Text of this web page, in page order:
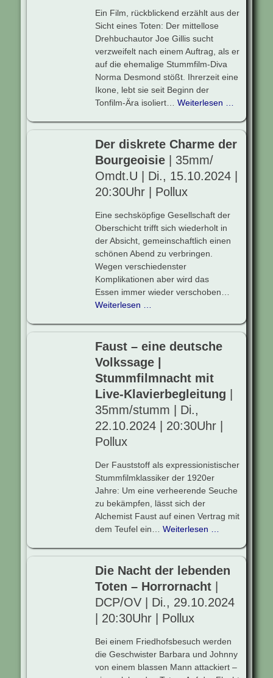
Ein Film, rückblickend erzählt aus der
Sicht eines Toten: Der mittellose
Drehbuchautor Joe Gillis sucht
verzweifelt nach einem Auftrag, als er
auf die ehemalige Stummfilm-Diva
Norma Desmond stößt. Ihrerzeit eine
Ikone, lebt sie seit Beginn der
Tonfilm-Ära isoliert… Weiterlesen …
Der diskrete Charme der
Bourgeoisie
| 35mm/
Omdt.U | Di., 15.10.2024 |
20:30Uhr | Pollux
Eine sechsköpfige Gesellschaft der
Oberschicht trifft sich wiederholt in
der Absicht, gemeinschaftlich einen
schönen Abend zu verbringen.
Wegen verschiedenster
Komplikationen aber wird das
Essen immer wieder verschoben…
Weiterlesen …
Faust – eine deutsche
Volkssage |
Stummfilmnacht mit
Live-Klavierbegleitung
35mm/stumm | Di.,
22.10.2024 | 20:30Uhr |
Pollux
Der Fauststoff als expressionistischer
Stummfilmklassiker der 1920er
Jahre: Um eine verheerende Seuche
zu bekämpfen, lässt sich der
Alchemist Faust auf einen Vertrag mit
dem Teufel ein… Weiterlesen …
Die Nacht der lebenden
Toten – Horrornacht
DCP/OV | Di., 29.10.2024
| 20:30Uhr | Pollux
Bei einem Friedhofsbesuch werden
die Geschwister Barbara und Johnny
von einem blassen Mann attackiert –